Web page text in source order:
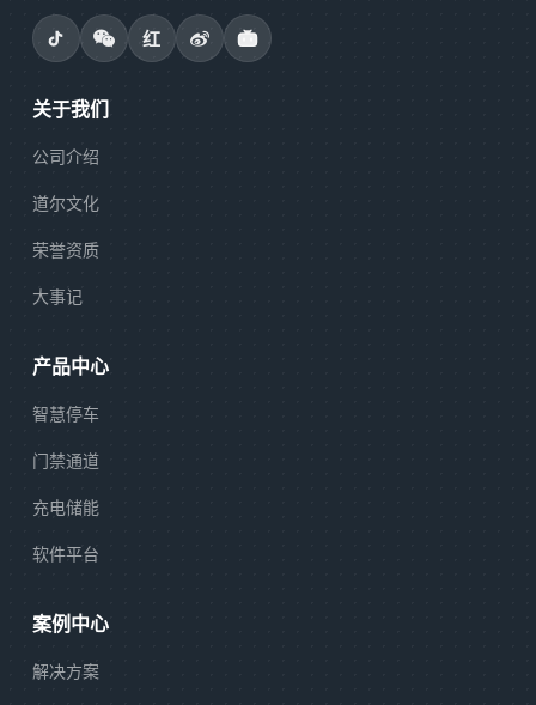
红
关于我们
公司介绍
道尔文化
荣誉资质
大事记
产品中心
智慧停车
门禁通道
充电储能
软件平台
案例中心
解决方案